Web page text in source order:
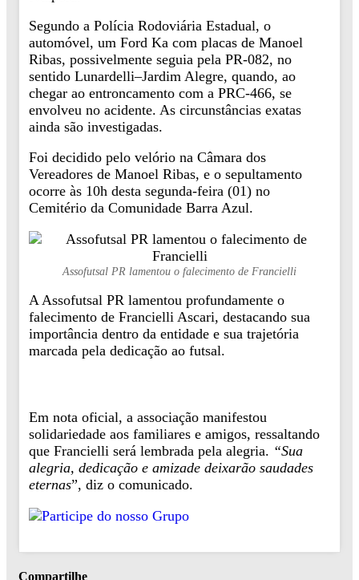
Segundo a Polícia Rodoviária Estadual, o
automóvel, um Ford Ka com placas de Manoel
Ribas, possivelmente seguia pela PR-082, no
sentido Lunardelli–Jardim Alegre, quando, ao
chegar ao entroncamento com a PRC-466, se
envolveu no acidente. As circunstâncias exatas
ainda são investigadas.
Foi decidido pelo velório na Câmara dos
Vereadores de Manoel Ribas, e o sepultamento
ocorre às 10h desta segunda-feira (01) no
Cemitério da Comunidade Barra Azul.
Assofutsal PR lamentou o falecimento de Francielli
A Assofutsal PR lamentou profundamente o
falecimento de Francielli Ascari, destacando sua
importância dentro da entidade e sua trajetória
marcada pela dedicação ao futsal.
Em nota oficial, a associação manifestou
solidariedade aos familiares e amigos, ressaltando
que Francielli será lembrada pela alegria. “Sua
alegria, dedicação e amizade deixarão saudades
eternas”, diz o comunicado.
Compartilhe